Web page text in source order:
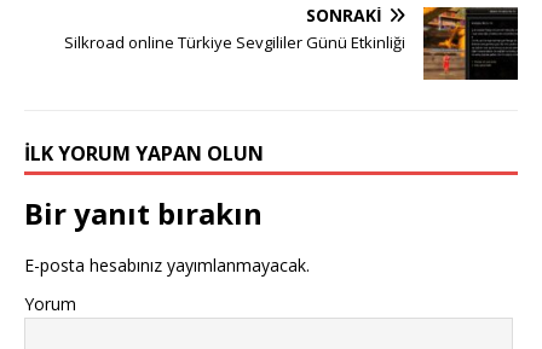
SONRAKI
Silkroad online Türkiye Sevgililer Günü Etkinliği
İLK YORUM YAPAN OLUN
Bir yanıt bırakın
E-posta hesabınız yayımlanmayacak.
Yorum